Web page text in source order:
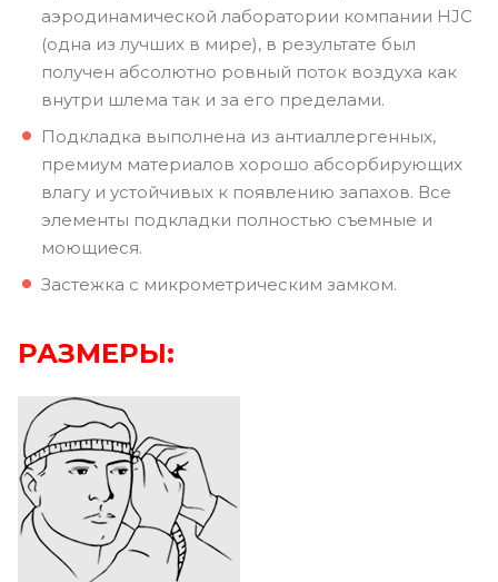
аэродинамической лаборатории компании HJC
(одна из лучших в мире), в результате был
получен абсолютно ровный поток воздуха как
внутри шлема так и за его пределами.
Подкладка выполнена из антиаллергенных,
премиум материалов хорошо абсорбирующих
влагу и устойчивых к появлению запахов. Все
элементы подкладки полностью съемные и
моющиеся.
Застежка с микрометрическим замком.
РАЗМЕРЫ: